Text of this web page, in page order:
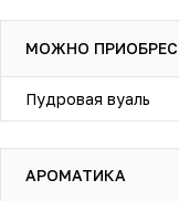
МОЖНО
Пудровая вуаль
АРОМАТИКА